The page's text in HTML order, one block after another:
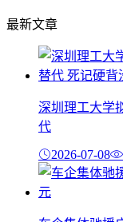
最新文章
深圳理工大学
代
2026-07-08